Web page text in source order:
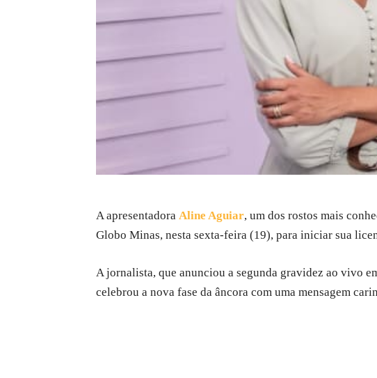
A apresentadora Aline Aguiar, um dos rostos mais
Globo Minas, nesta sexta-feira (19), para iniciar sua
A jornalista, que anunciou a segunda gravidez ao vivo
celebrou a nova fase da âncora com uma mensagem